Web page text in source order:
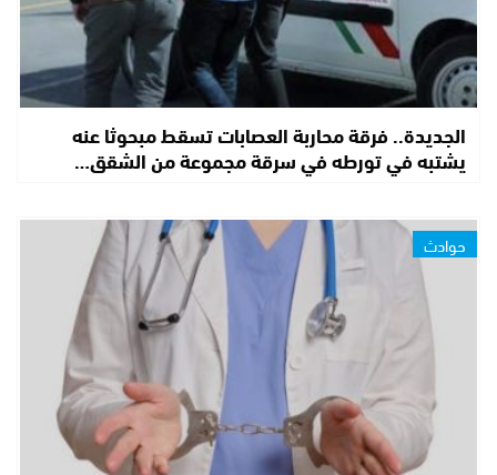
الجديدة.. فرقة محاربة العصابات تسقط مبحوثا عنه
يشتبه في تورطه في سرقة مجموعة من الشقق…
حوادث